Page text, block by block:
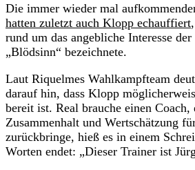
Die immer wieder mal
hatten zuletzt auch Klopp echauffiert
rund um das angebliche Interesse
„Blödsinn“ bezeichnete.
Laut Riquelmes Wahlkampfteam
darauf hin, dass Klopp
bereit ist. Real brauche einen Coach,
Zusammenhalt und Wertschätzung
zurückbringe, hieß es in einem
Worten endet: „Dieser Trainer ist